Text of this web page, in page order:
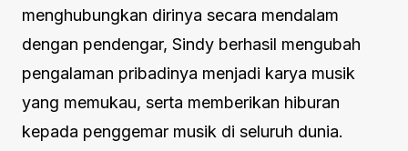
menghubungkan dirinya secara mendalam
dengan pendengar, Sindy berhasil mengubah
pengalaman pribadinya menjadi karya musik
yang memukau, serta memberikan hiburan
kepada penggemar musik di seluruh dunia.